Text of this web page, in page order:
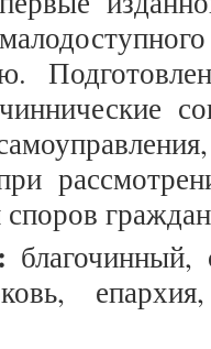
благочинный,